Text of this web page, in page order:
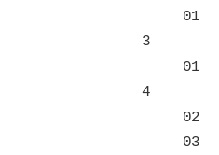
01
3
01
4
02
03